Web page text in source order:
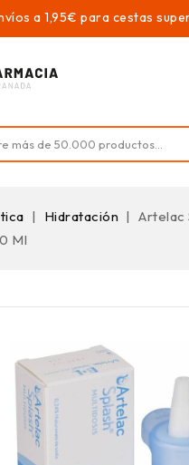
a 1,95€ para cestas
Hidratación
Artelac
Ml